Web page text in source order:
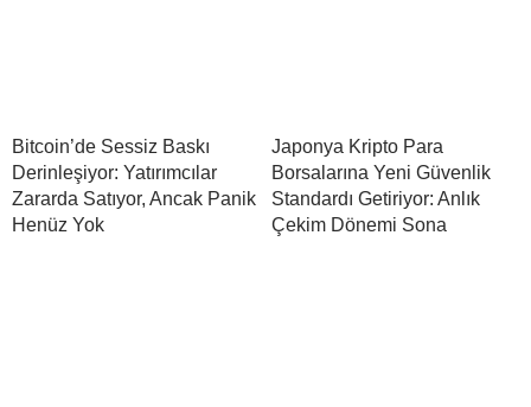
Bitcoin’de Sessiz Baskı
Derinleşiyor: Yatırımcılar
Zararda Satıyor, Ancak Panik
Henüz Yok
Japonya Kripto Para
Borsalarına Yeni Güvenlik
Standardı Getiriyor: Anlık
Çekim Dönemi Sona